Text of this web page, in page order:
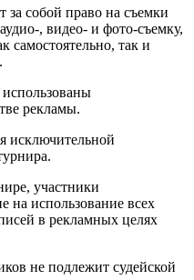
за собой право на съемки
, видео- и фото-съемку,
самостоятельно, так и
рекламы.
исключительной
участники
на использование всех
в рекламных целях
не подлежит судейской